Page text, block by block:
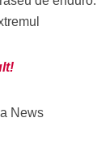
News